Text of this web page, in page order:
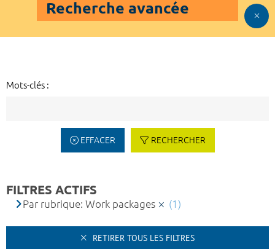
Recherche avancée
Mots-clés :
EFFACER RECHERCHER
FILTRES ACTIFS
Par rubrique: Work packages (1)
RETIRER TOUS LES FILTRES